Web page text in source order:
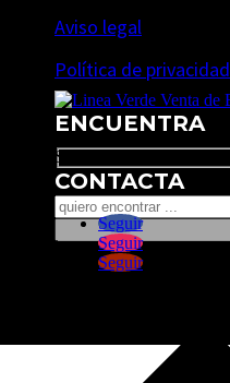
Aviso legal
Política de privacidad
ENCUENTRA
Search
CONTACTA
Seguir
Seguir
Seguir